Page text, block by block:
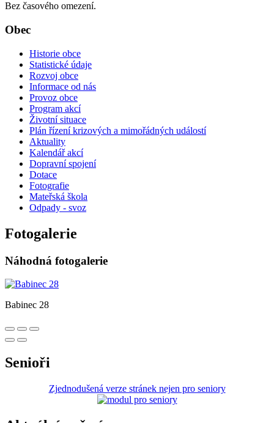
Bez časového omezení.
Obec
Historie obce
Statistické údaje
Rozvoj obce
Informace od nás
Provoz obce
Program akcí
Životní situace
Plán řízení krizových a mimořádných událostí
Aktuality
Kalendář akcí
Dopravní spojení
Dotace
Fotografie
Mateřská škola
Odpady - svoz
Fotogalerie
Náhodná fotogalerie
Babinec 28
Senioři
Zjednodušená verze stránek nejen pro seniory